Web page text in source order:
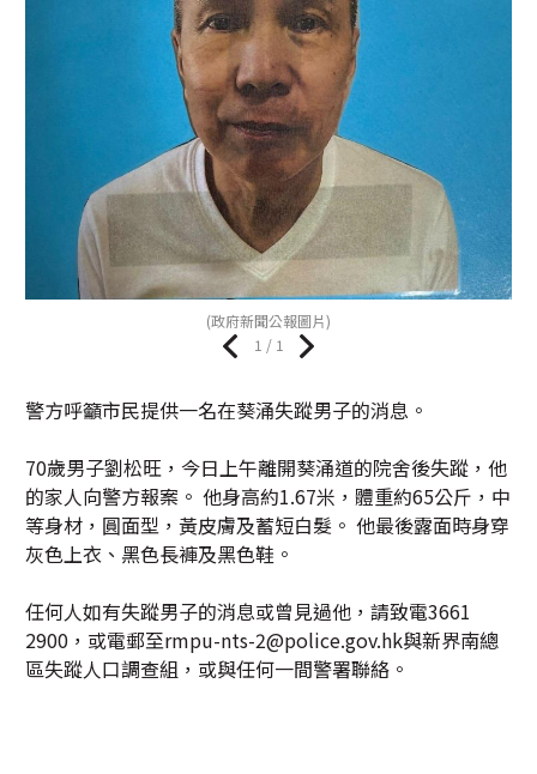
(政府新聞公報圖片)
1 / 1
警方呼籲市民提供一名在葵涌失蹤男子的消息。
70歲男子劉松旺，今日上午離開葵涌道的院舍後失蹤，他
的家人向警方報案。 他身高約1.67米，體重約65公斤，中
等身材，圓面型，黃皮膚及蓄短白髮。 他最後露面時身穿
灰色上衣、黑色長褲及黑色鞋。
任何人如有失蹤男子的消息或曾見過他，請致電3661
2900，或電郵至rmpu-nts-2@police.gov.hk與新界南總
區失蹤人口調查組，或與任何一間警署聯絡。